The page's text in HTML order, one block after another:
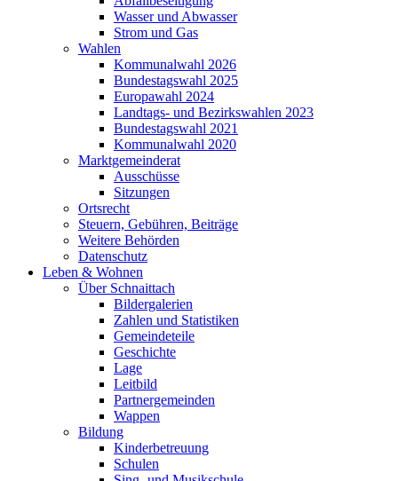
Wasser und Abwasser
Strom und Gas
Wahlen
Kommunalwahl 2026
Bundestagswahl 2025
Europawahl 2024
Landtags- und Bezirkswahlen 2023
Bundestagswahl 2021
Kommunalwahl 2020
Marktgemeinderat
Ausschüsse
Sitzungen
Ortsrecht
Steuern, Gebühren, Beiträge
Weitere Behörden
Datenschutz
Leben & Wohnen
Über Schnaittach
Bildergalerien
Zahlen und Statistiken
Gemeindeteile
Geschichte
Lage
Leitbild
Partnergemeinden
Wappen
Bildung
Kinderbetreuung
Schulen